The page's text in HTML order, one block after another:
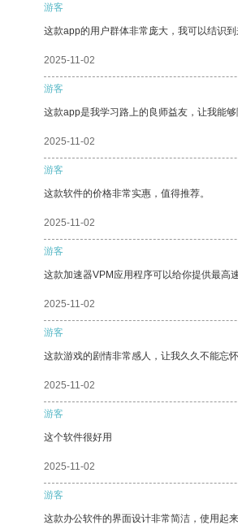
游客
这款app的用户群体非常庞大，我可以结识到
2025-11-02
游客
这款app是我学习路上的良师益友，让我能够
2025-11-02
游客
这款软件的价格非常实惠，值得推荐。
2025-11-02
游客
这款加速器VPM应用程序可以给你提供最高
2025-11-02
游客
这款游戏的剧情非常感人，让我久久不能忘怀
2025-11-02
游客
这个软件很好用
2025-11-02
游客
这款办公软件的界面设计非常简洁，使用起